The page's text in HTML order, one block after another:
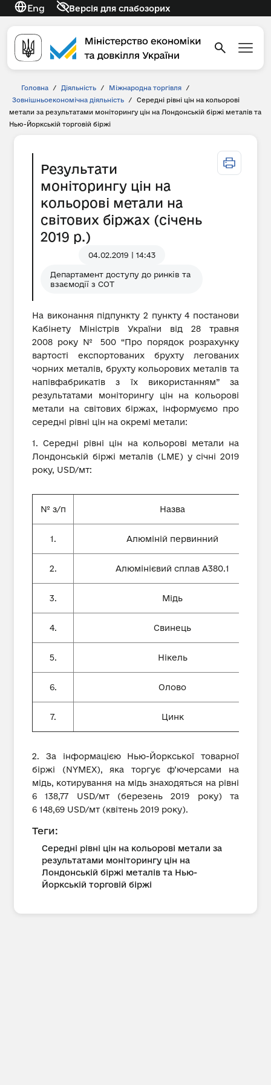
Eng Версія для слабозорих
Головна / Діяльність / Міжнародна торгівля
/
Зовнішньоекономічна діяльність
/
Середні рівні цін на кольорові
метали за результатами моніторингу цін на Лондонській біржі металів та
Нью-Йоркській торговій біржі
Результати
моніторингу цін на
кольорові метали на
світових біржах (січень
2019 р.)
04.02.2019 | 14:43
Департамент доступу до ринків та
взаємодії з СОТ
На виконання підпункту 2 пункту 4 постанови
Кабінету Міністрів України від 28 травня
2008 року № 500 “Про порядок розрахунку
вартості експортованих брухту легованих
чорних металів, брухту кольорових металів та
напівфабрикатів з їх використанням” за
результатами моніторингу цін на кольорові
метали на світових біржах, інформуємо про
середні рівні цін на окремі метали:
1. Середні рівні цін на кольорові метали на
Лондонській біржі металів (LME) у січні 2019
року, USD/мт:
№ з/п Назва
1. Алюміній первинний
2. Алюмінієвий сплав А380.1
3. Мідь
4. Свинець
5. Нікель
6. Олово
7. Цинк
2. За інформацією Нью-Йоркської товарної
біржі (NYMEX), яка торгує ф’ючерсами на
мідь, котирування на мідь знаходяться на рівні
6 138,77 USD/мт (березень 2019 року) та
6 148,69 USD/мт (квітень 2019 року).
Теги:
Середні рівні цін на кольорові метали за
результатами моніторингу цін на
Лондонській біржі металів та Нью-
Йоркській торговій біржі